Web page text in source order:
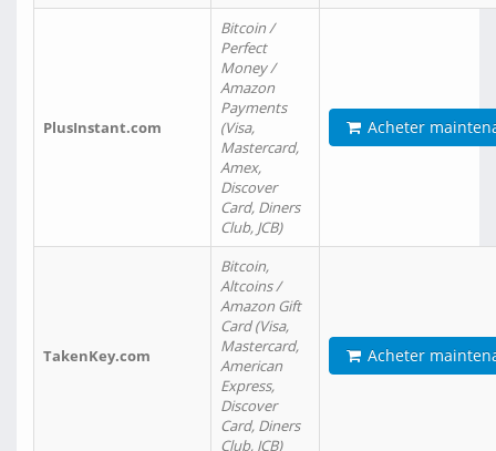
PlusInstant.com
Bitcoin /
Perfect
Money /
Amazon
Payments
(Visa,
Mastercard,
Amex,
Discover
Card, Diners
Club, JCB)
Acheter
TakenKey.com
Bitcoin,
Altcoins /
Amazon Gift
Card (Visa,
Mastercard,
American
Express,
Discover
Card, Diners
Club, JCB)
Acheter